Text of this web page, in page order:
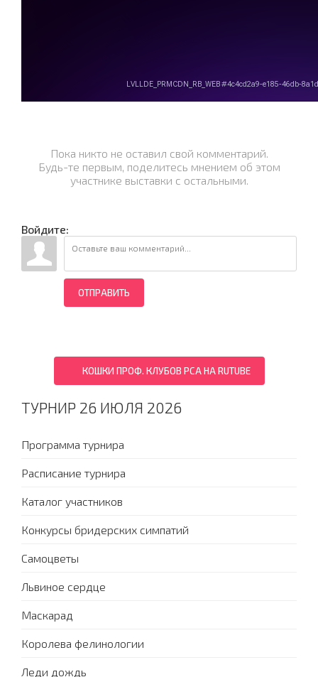
Пока никто не оставил свой комментарий.
Будь-те первым, поделитесь мнением об этом
участнике выставки с остальными.
Войдите:
ОТПРАВИТЬ
КОШКИ ПРОФ. КЛУБОВ PCA НА RUTUBE
ТУРНИР 26 ИЮЛЯ 2026
Программа турнира
Расписание турнира
Каталог участников
Конкурсы бридерских симпатий
Самоцветы
Львиное сердце
Маскарад
Королева фелинологии
Леди дождь